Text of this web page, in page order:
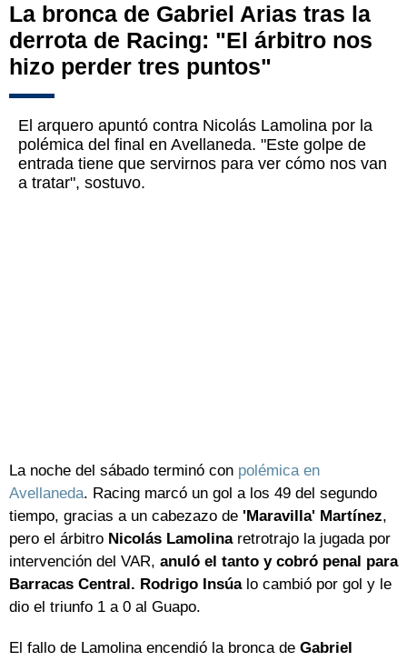
La bronca de Gabriel Arias tras la
derrota de Racing: "El árbitro nos
hizo perder tres puntos"
El arquero apuntó contra Nicolás Lamolina por la
polémica del final en Avellaneda. "Este golpe de
entrada tiene que servirnos para ver cómo nos van
a tratar", sostuvo.
La noche del sábado terminó con polémica en
Avellaneda. Racing marcó un gol a los 49 del segundo
tiempo, gracias a un cabezazo de 'Maravilla' Martínez,
pero el árbitro Nicolás Lamolinaretrotrajo la jugada por
intervención del VAR, anuló el tanto y cobró penal para
Barracas Central. Rodrigo Insúalo cambió por gol y le
dio el triunfo 1 a 0 al Guapo.
El fallo de Lamolina encendió la bronca de Gabriel